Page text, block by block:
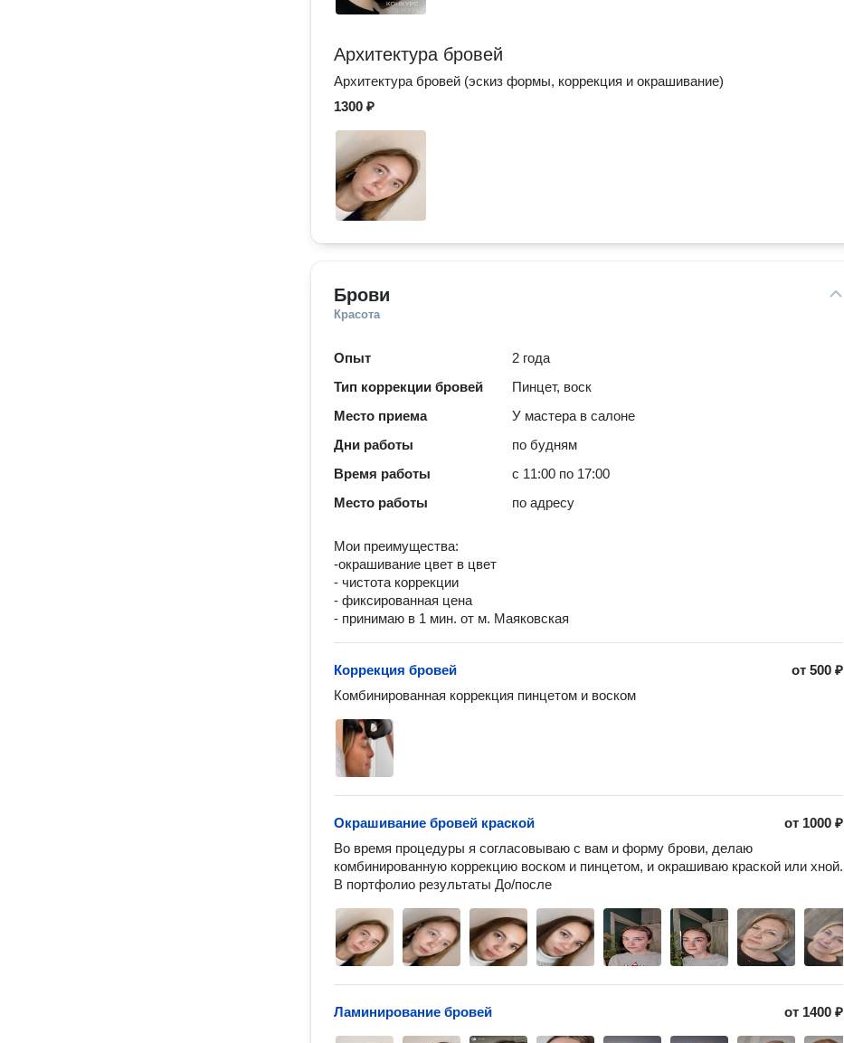
Архитектура бровей
Архитектура бровей (эскиз формы, коррекция и окрашивание)
1300 ₽
Брови
Красота
Опыт
2 года
Тип коррекции бровей
Пинцет, воск
Место приема
У мастера в салоне
Дни работы
по будням
Время работы
с 11:00 по 17:00
Место работы
по адресу
Мои преимущества:
-окрашивание цвет в цвет
- чистота коррекции
- фиксированная цена
- принимаю в 1 мин. от м. Маяковская
от500 ₽
Коррекция бровей
Комбинированная коррекция пинцетом и воском
от 1000 ₽
Окрашивание бровей краской
Во время процедуры я согласовываю с вам и форму брови, делаю
комбинированную коррекцию воском и пинцетом, и окрашиваю краской или хной.
В портфолио результаты До/после
от 1400 ₽
Ламинирование бровей